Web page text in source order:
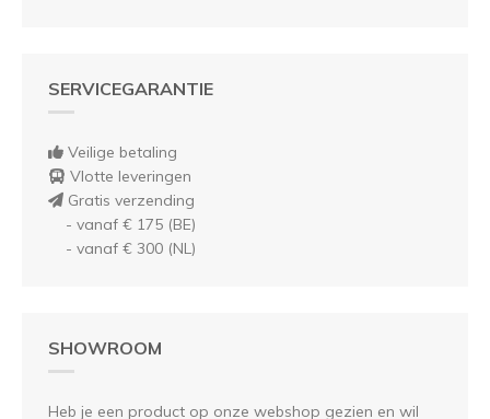
SERVICEGARANTIE
Veilige betaling
Vlotte leveringen
Gratis verzending
- vanaf € 175 (BE)
- vanaf € 300 (NL)
SHOWROOM
Heb je een product op onze webshop gezien en wil